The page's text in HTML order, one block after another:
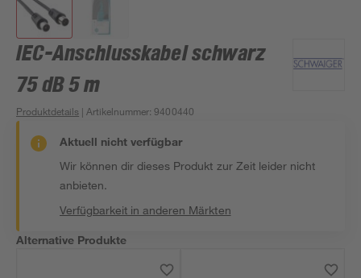
IEC-Anschlusskabel schwarz
75 dB 5 m
Produktdetails | Artikelnummer:9400440
Aktuell nicht verfügbar
Wir können dir dieses Produkt zur Zeit leider nicht
anbieten.
Verfügbarkeit in anderen Märkten
Alternative Produkte